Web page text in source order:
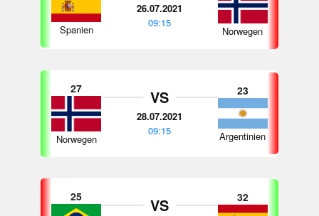
Spanien
26.07.2021
09:15
Norwegen
27
Norwegen
VS
28.07.2021
09:15
23
Argentinien
25 VS 32